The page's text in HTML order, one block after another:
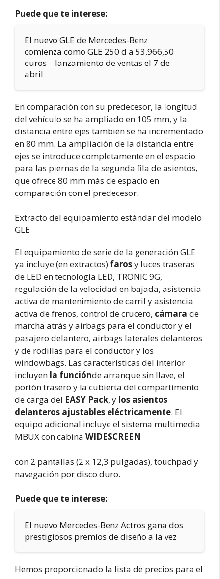
Puede que te interese:
El nuevo GLE de Mercedes-Benz
comienza como GLE 250 d a 53.966,50
euros – lanzamiento de ventas el 7 de
abril
En comparación con su predecesor, la longitud
del vehículo se ha ampliado en 105 mm, y la
distancia entre ejes también se ha incrementado
en 80 mm. La ampliación de la distancia entre
ejes se introduce completamente en el espacio
para las piernas de la segunda fila de asientos,
que ofrece 80 mm más de espacio en
comparación con el predecesor.
Extracto del equipamiento estándar del modelo
GLE
El equipamiento de serie de la generación GLE
ya incluye (en extractos) farosy luces traseras
de LED en tecnología LED, TRONIC 9G,
regulación de la velocidad en bajada, asistencia
activa de mantenimiento de carril y asistencia
activa de frenos, control de crucero, cámara de
marcha atrás y airbags para el conductor y el
pasajero delantero, airbags laterales delanteros
y de rodillas para el conductor y los
windowbags. Las características del interior
incluyen la funciónde arranque sin llave, el
portón trasero y la cubierta del compartimento
de carga del EASY Pack, y los asientos
delanteros ajustables eléctricamente. El
equipo adicional incluye el sistema multimedia
MBUX con cabina WIDESCREEN
con 2 pantallas (2 x 12,3 pulgadas), touchpad y
navegación por disco duro.
Puede que te interese:
El nuevo Mercedes-Benz Actros gana dos
prestigiosos premios de diseño a la vez
Hemos proporcionado la lista de precios para el